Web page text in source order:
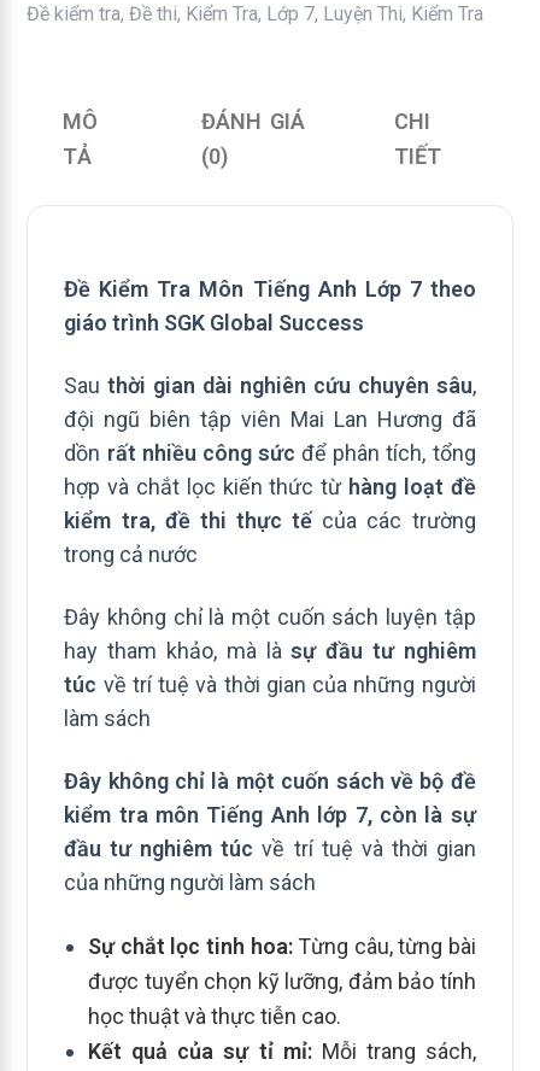
Đề kiểm tra,Đề thi, Kiểm Tra, Lớp 7, Luyện Thi, Kiểm Tra
MÔ
TẢ
ĐÁNH GIÁ
(0)
CHI
TIẾT
Đề Kiểm Tra Môn Tiếng Anh Lớp 7 theo
giáo trình SGK Global Success
Sauthời gian dài nghiên cứu chuyên sâu,
đội ngũ biên tập viên Mai Lan Hương đã
dồn rất nhiều công sức để phân tích, tổng
hợp và chắt lọc kiến thức từ hàng loạt đề
kiểm tra, đề thi thực tếcủa các trường
trong cả nước
Đây không chỉ là một cuốn sách luyện tập
hay tham khảo, mà làsự đầu tư nghiêm
túc về trí tuệ và thời gian của những người
làm sách
Đây không chỉ là một cuốn sách về bộ đề
kiểm tra môn Tiếng Anh lớp 7, còn là sự
đầu tư nghiêm túc về trí tuệ và thời gian
của những người làm sách
Sự chắt lọc tinh hoa:Từng câu, từng bài
được tuyển chọn kỹ lưỡng, đảm bảo tính
học thuật và thực tiễn cao.
Kết quả của sự tỉ mỉ:Mỗi trang sách,